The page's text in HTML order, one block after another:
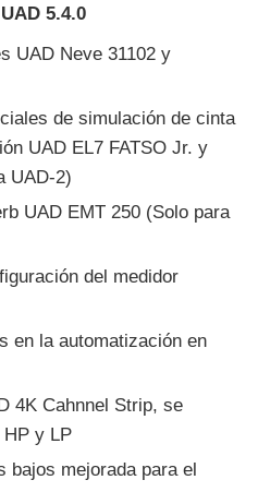
5.4.0
UAD Neve 31102 y
de simulación de cinta
UAD EL7 FATSO Jr. y
UAD-2)
UAD EMT 250 (Solo para
del medidor
en la automatización en
4K Cahnnel Strip, se
y LP
bajos mejorada para el